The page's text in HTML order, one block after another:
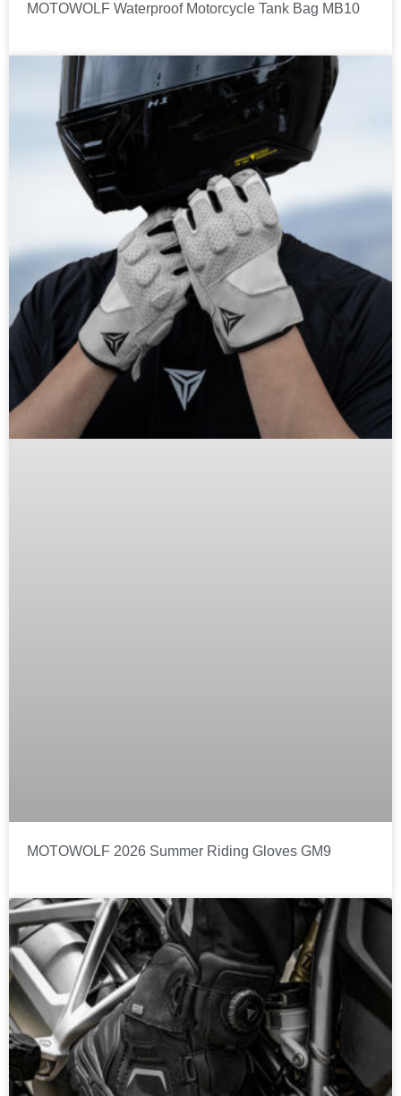
MOTOWOLF Waterproof Motorcycle Tank Bag MB10
MOTOWOLF 2026 Summer Riding Gloves GM9